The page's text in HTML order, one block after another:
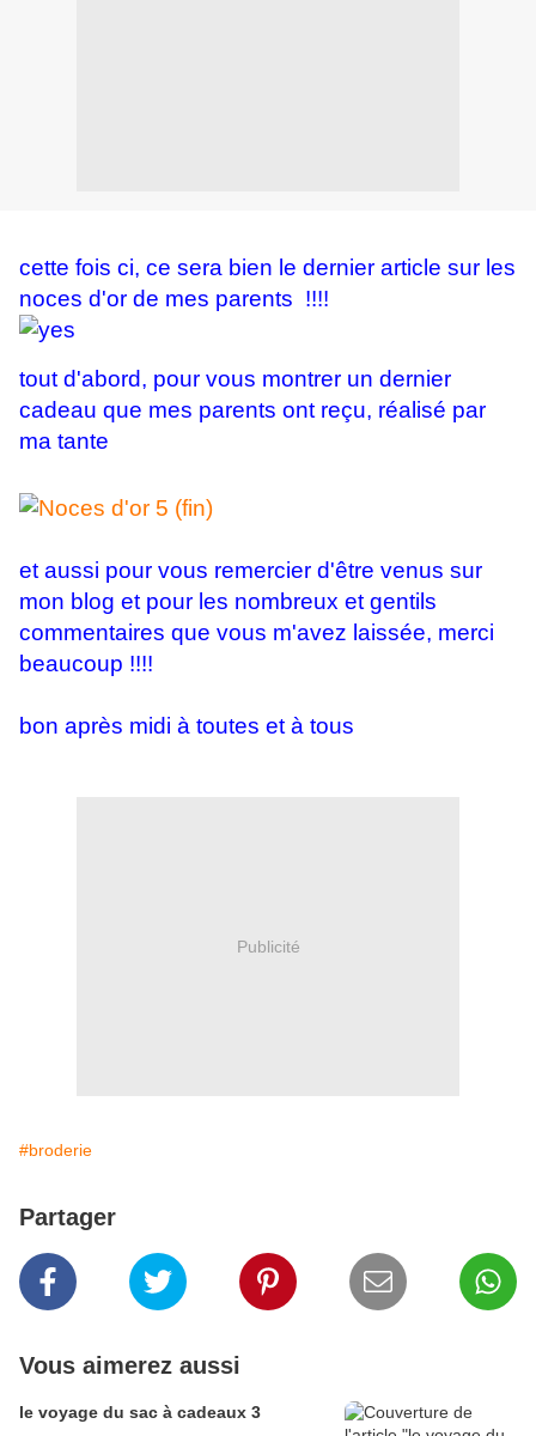
cette fois ci, ce sera bien le dernier article sur les
noces d'or de mes parents !!!!
tout d'abord, pour vous montrer un dernier
cadeau que mes parents ont reçu, réalisé par
ma tante
et aussi pour vous remercier d'être venus sur
mon blog et pour les nombreux et gentils
commentaires que vous m'avez laissée, merci
beaucoup !!!!
bon après midi à toutes et à tous
Publicité
#broderie
Partager
Vous aimerez aussi
le voyage du sac à cadeaux 3